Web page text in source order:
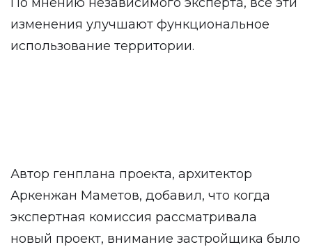
изменения улучшают функциональное
использование территории.
Автор генплана проекта, архитектор
Аркенжан Маметов, добавил, что когда
экспертная комиссия рассматривала
новый проект, внимание застройщика было